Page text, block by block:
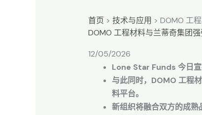
首页 > 技术与应用 > DOMO 工
DOMO 工程材料与兰蒂奇集团
12/05/2026
Lone Star Funds 今日宣
与此同时，DOMO 工程
料平台。
新组织将融合双方的成